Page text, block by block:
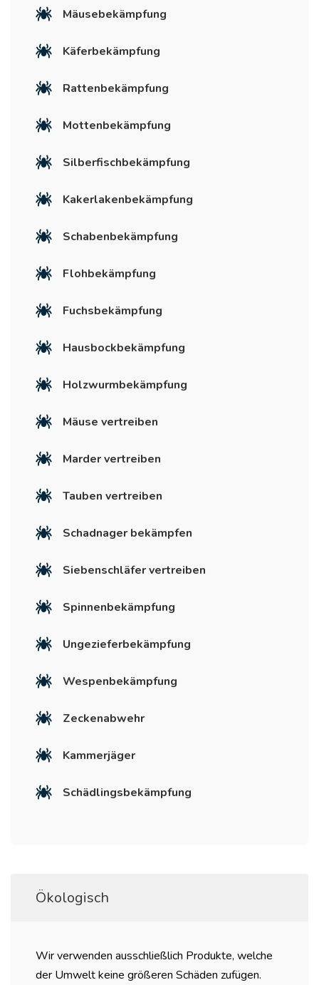
Mäusebekämpfung
Käferbekämpfung
Rattenbekämpfung
Mottenbekämpfung
Silberfischbekämpfung
Kakerlakenbekämpfung
Schabenbekämpfung
Flohbekämpfung
Fuchsbekämpfung
Hausbockbekämpfung
Holzwurmbekämpfung
Mäuse vertreiben
Marder vertreiben
Tauben vertreiben
Schadnager bekämpfen
Siebenschläfer vertreiben
Spinnenbekämpfung
Ungezieferbekämpfung
Wespenbekämpfung
Zeckenabwehr
Kammerjäger
Schädlingsbekämpfung
Ökologisch
Wir verwenden ausschließlich Produkte, welche
der Umwelt keine größeren Schäden zufügen.